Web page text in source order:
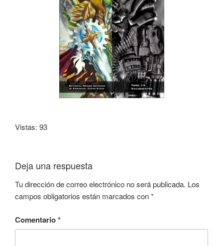
Vistas: 93
Deja una respuesta
Tu dirección de correo electrónico no será publicada. Los
campos obligatorios están marcados con*
Comentario*